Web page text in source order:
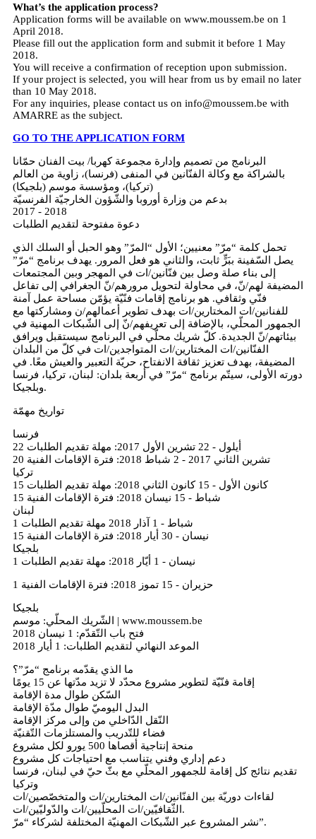
What’s the application process?
Application forms will be available on www.moussem.be on 1
April 2018.
Please fill out the application form and submit it before 1 May
2018.
You will receive a confirmation of reception upon submission.
If your project is selected, you will hear from us by email no later
than 10 May 2018.
For any inquiries, please contact us on info@moussem.be with
AMARRE as the subject.
GO TO THE APPLICATION FORM
البرنامج من تصميم وإدارة مجموعة كهربا/ بيت الفنان حمّانا
بالشراكة مع وكالة الفنّانين في المنفى (فرنسا)، زاوية من العالم
(تركيا)، ومؤسسة موسم (بلجيكا)
بدعم من وزارة أوروبا والشّؤون الخارجيّة الفرنسيّة
2017 - 2018
دعوة مفتوحة لتقديم الطلبات
تحمل كلمة “مرّ” معنيين؛ الأول “المرّ” وهو الحبل أو السلك الذي
يصل السّفينة ببَرٍّ ثابت، والثاني هو فعل المرور. يهدف برنامج “مرّ”
إلى بناء صلة وصل بين فنّانين/ات في المهجر وبين المجتمعات
المضيفة لهم/نّ، في محاولة لتحويل مرورهم/نّ الجغرافي إلى تفاعل
فنّي وثقافي. هو برنامج إقامات فنّيّة يؤمّن مساحة عمل آمنة
للفنانين/ات المختارين/ات بهدف تطوير أعمالهم/ن ومشاركتها مع
الجمهور المحلّي، بالإضافة إلى تعريفهم/نّ إلى الشّبكات المهنية في
بيئاتهم/نّ الجديدة. كلّ شريك محلّي في البرنامج سيستقبل ويرافق
الفنّانين/ات المختارين/ات المتواجدين/ات في كلّ من البلدان
المضيفة، بهدف تعزيز ثقافة الانفتاح، حريّة التعبير والعيش معًا. في
دورته الأولى، سيتّم برنامج “مرّ” في أربعة بلدان: لبنان، تركيا، فرنسا
وبلجيكا.
تواريخ مهمّة
فرنسا
22 أيلول - 22 تشرين الأول 2017: مهلة تقديم الطلبات
20 تشرين الثاني 2017 - 2 شباط 2018: فترة الإقامات الفنية
تركيا
15 كانون الأول - 15 كانون الثاني 2018: مهلة تقديم الطلبات
15 شباط - 15 نيسان 2018: فترة الإقامات الفنية
لبنان
1 شباط - 1 آذار 2018 مهلة تقديم الطلبات
15 نيسان - 30 أيار 2018: فترة الإقامات الفنية
بلجيكا
1 نيسان - 1 أيّار 2018: مهلة تقديم الطلبات
1 حزيران - 15 تموز 2018: فترة الإقامات الفنية
بلجيكا
الشّريك المحلّي: موسم | www.moussem.be
فتح باب التّقدّم: 1 نيسان 2018
الموعد النهائي لتقديم الطلبات: 1 أيار 2018
ما الذي يقدّمه برنامج “مرّ”؟
إقامة فنّيّة لتطوير مشروع محدّد لا تزيد مدّتها عن 15 يومًا
السّكن طوال مدة الإقامة
البدل اليوميّ طوال مدّة الإقامة
النّقل الدّاخلي من وإلى مركز الإقامة
فضاء للتّدريب والمستلزمات التّقنيّة
منحة إنتاجية أقصاها 500 يورو لكل مشروع
دعم إداري وفني يتناسب مع احتياجات كل مشروع
تقديم نتائج كل إقامة للجمهور المحلّي مع بثّ حيّ في لبنان، فرنسا
وتركيا
لقاءات دوريّة بين الفنّانين/ات المختارين/ات والمتخصّصين/ات
الثّقافيّين/ات المحلّيين/ات والدّوليّين/ات.
نشر المشروع عبر الشّبكات المهنيّة المختلفة لشركاء “مرّ”.